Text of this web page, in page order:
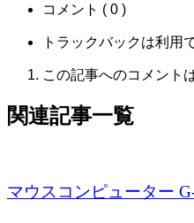
コメント ( 0 )
トラックバックは利用
この記事へのコメント
関連記事一覧
マウスコンピューター